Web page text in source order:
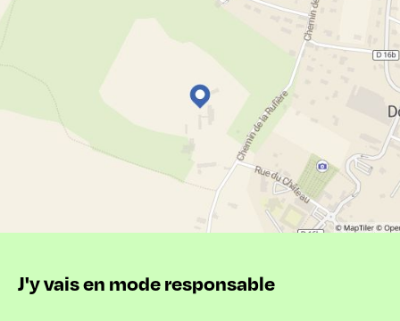
J'y vais en mode responsable